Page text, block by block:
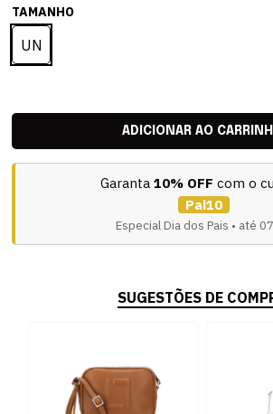
TAMANHO
UN
Garanta 10% OFF com o
Pai10
Especial Dia dos Pais • até
SUGESTÕES DE